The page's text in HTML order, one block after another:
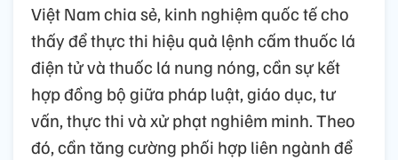
Việt Nam chia sẻ, kinh nghiệm quốc tế cho
thấy để thực thi hiệu quả lệnh cấm thuốc lá
điện tử và thuốc lá nung nóng, cần sự kết
hợp đồng bộ giữa pháp luật, giáo dục, tư
vấn, thực thi và xử phạt nghiêm minh. Theo
đó, cần tăng cường phối hợp liên ngành để